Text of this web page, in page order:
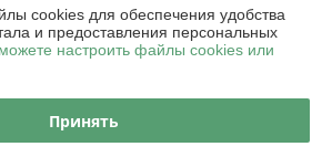
"Пампбай"
Горецкого, д. 14, пом. 503, каб. 1-8
ЕГР: 192849128
cookies для обеспечения удобства
и предоставления персональных
настроить файлы cookies или
Принять